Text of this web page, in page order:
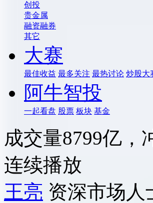
创投
贵金属
融资融券
其它
大赛
最佳收益 最多关注 最热讨论 炒股大
阿牛智投
一起看盘 股票 板块 基金
成交量8799亿，
连续播放
王亮 资深市场人